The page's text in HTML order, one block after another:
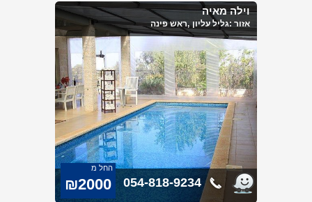
החל מ
₪2000 054-818-9234
וילה מאיה
אזור :גליל עליון ,ראש פינה